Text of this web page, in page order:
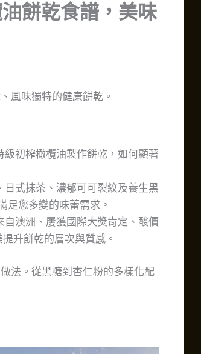
餅乾食譜，美味
風味獨特的健康餅乾。
初榨橄欖油製作餅乾，如何顯著
式抹茶、濃郁可可裂紋及養生黑
足您多變的味蕾需求。
澳洲、屢獲國際大獎肯定、酸價
升餅乾的層次與質感。
法。從黑糖到杏仁粉的多樣化配